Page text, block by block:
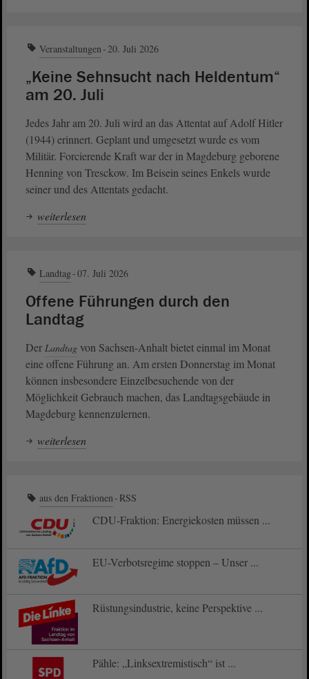
Veranstaltungen 20. Juli 2026
„Keine Sehnsucht nach Heldentum“
am 20. Juli
Jedes Jahr am 20. Juli wird an das Attentat auf Adolf Hitler
(1944) erinnert. Geplant und umgesetzt wurde es vom
Militär. Forcierende Kraft war der in Magdeburg geborene
Henning von Tresckow. Im Beisein seines Enkels wurde
seiner und des Attentats gedacht.
weiterlesen
Landtag 07. Juli 2026
Offene Führungen durch den
Landtag
Der Landtag von Sachsen-Anhalt bietet einmal im Monat
eine offene Führung an. Am ersten Donnerstag im Monat
können insbesondere Einzelbesuchende von der
Möglichkeit Gebrauch machen, das Landtagsgebäude in
Magdeburg kennenzulernen.
weiterlesen
aus den Fraktionen RSS
CDU-Fraktion: Energiekosten müssen ...
EU-Verbotsregime stoppen – Unser ...
Rüstungsindustrie, keine Perspektive ...
Pähle: „Linksextremistisch“ ist ...